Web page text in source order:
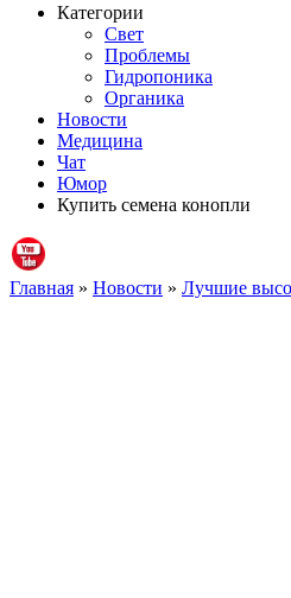
Категории
Свет
Проблемы
Гидропоника
Органика
Новости
Медицина
Чат
Юмор
Купить семена конопли
Главная » Новости » Лучшие